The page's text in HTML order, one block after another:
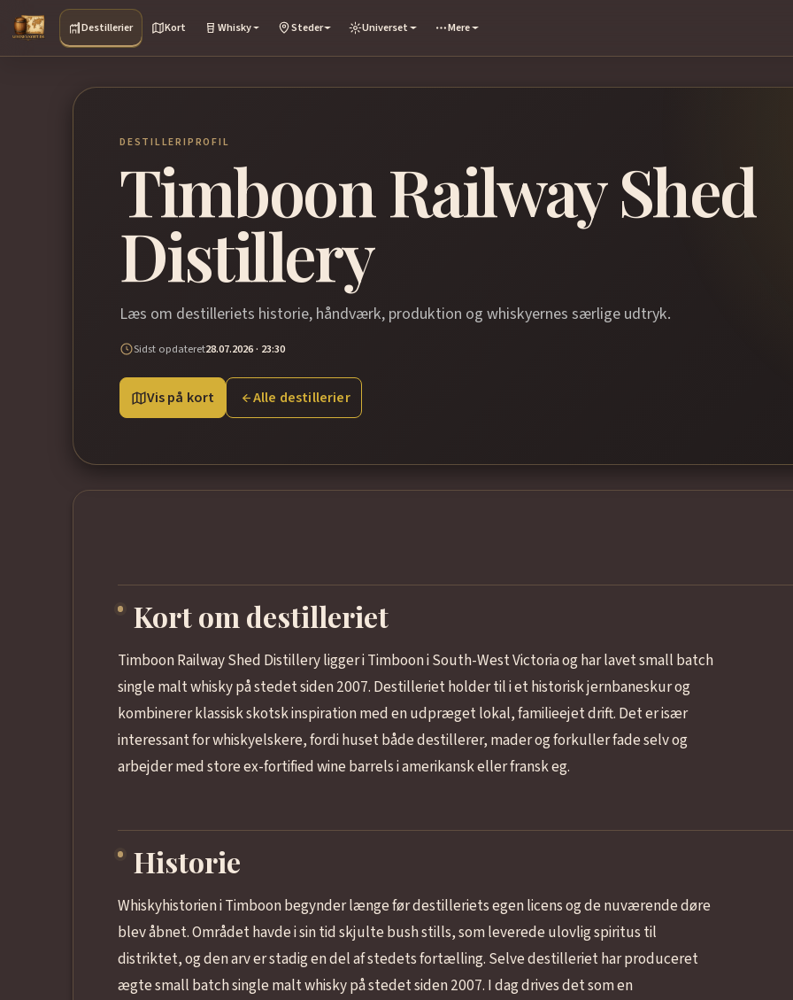
Destillerier Kort Whisky Steder Universet Mere
DESTILLERIPROFIL
Timboon Railway Shed
Distillery
Læs om destilleriets historie, håndværk, produktion og whiskyernes særlige udtryk.
Sidst opdateret28.07.2026 · 23:30
Vis på kort Alle destillerier
Kort om destilleriet
Timboon Railway Shed Distillery ligger i Timboon i South-West Victoria og har lavet small batch
single malt whisky på stedet siden 2007. Destilleriet holder til i et historisk jernbaneskur og
kombinerer klassisk skotsk inspiration med en udpræget lokal, familieejet drift. Det er især
interessant for whiskyelskere, fordi huset både destillerer, mader og forkuller fade selv og
arbejder med store ex-fortified wine barrels i amerikansk eller fransk eg.
Historie
Whiskyhistorien i Timboon begynder længe før destilleriets egen licens og de nuværende døre
blev åbnet. Området havde i sin tid skjulte bush stills, som leverede ulovlig spiritus til
distriktet, og den arv er stadig en del af stedets fortælling. Selve destilleriet har produceret
ægte small batch single malt whisky på stedet siden 2007. I dag drives det som en